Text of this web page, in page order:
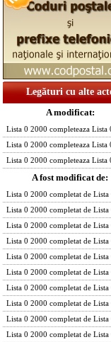
Legături cu alte
A modificat:
Lista 0 2000 completeaza Lista
Lista 0 2000 completeaza Lista
Lista 0 2000 completeaza Lista
A fost modificat de:
Lista 0 2000 completat de Lista
Lista 0 2000 completat de Lista
Lista 0 2000 completat de Lista
Lista 0 2000 completat de Lista
Lista 0 2000 completat de Lista
Lista 0 2000 completat de Lista
Lista 0 2000 completat de Lista
Lista 0 2000 completat de Lista
Lista 0 2000 completat de Lista
Lista 0 2000 completat de Lista